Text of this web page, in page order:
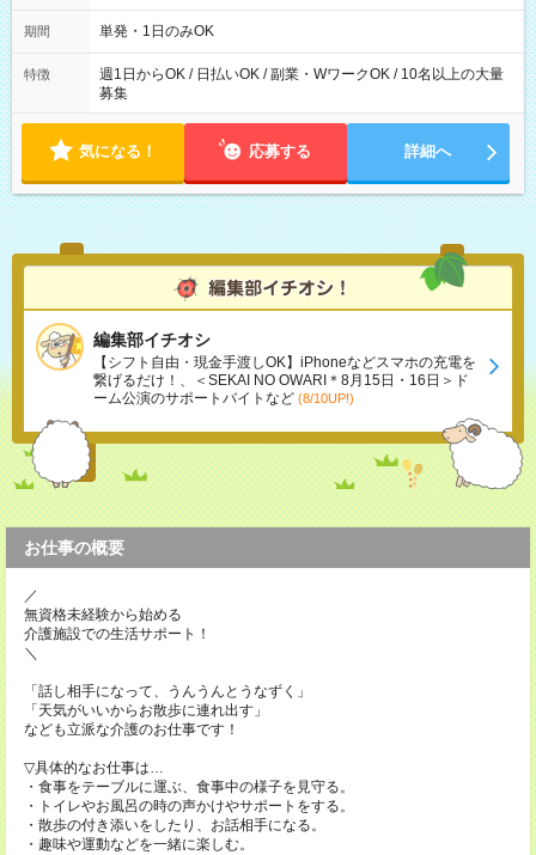
勤務 勤務：月・水・金 休み：火・木・土・日 好きな時にお仕事
可能です！ ※1日あたりの最大実働時間は日勤、夜勤共に勤務し
期間 単発・1日のみOK
特徴
週1日からOK / 日払いOK / 副業・WワークOK / 10名以上の大量
募集
気になる！ 応募する 詳細へ
編集部イチオシ
【シフト自由・現金手渡しOK】iPhoneなどスマホの充電を
繋げるだけ！、＜SEKAI NO OWARI＊8月15日・16日＞ド
ーム公演のサポートバイトなど (8/10UP!)
お仕事の概要
／
無資格未経験から始める
介護施設での生活サポート！
＼
「話し相手になって、うんうんとうなずく」
「天気がいいからお散歩に連れ出す」
なども立派な介護のお仕事です！
▽具体的なお仕事は…
・食事をテーブルに運ぶ、食事中の様子を見守る。
・トイレやお風呂の時の声かけやサポートをする。
・散歩の付き添いをしたり、お話相手になる。
・趣味や運動などを一緒に楽しむ。